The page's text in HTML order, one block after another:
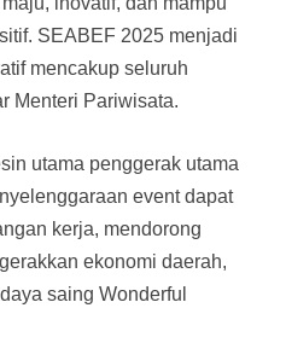
SEABEF 2025 menjadi
mencakup seluruh
Menteri Pariwisata.
utama penggerak utama
event dapat
kerja, mendorong
ekonomi daerah,
saing Wonderful